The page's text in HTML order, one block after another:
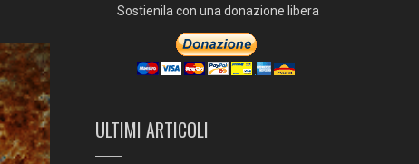
Sostienila con una donazione libera
ULTIMI ARTICOLI